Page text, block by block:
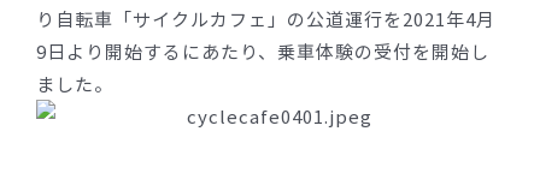
り自転車「サイクルカフェ」の公道運行を2021年4月
9日より開始するにあたり、乗車体験の受付を開始し
ました。